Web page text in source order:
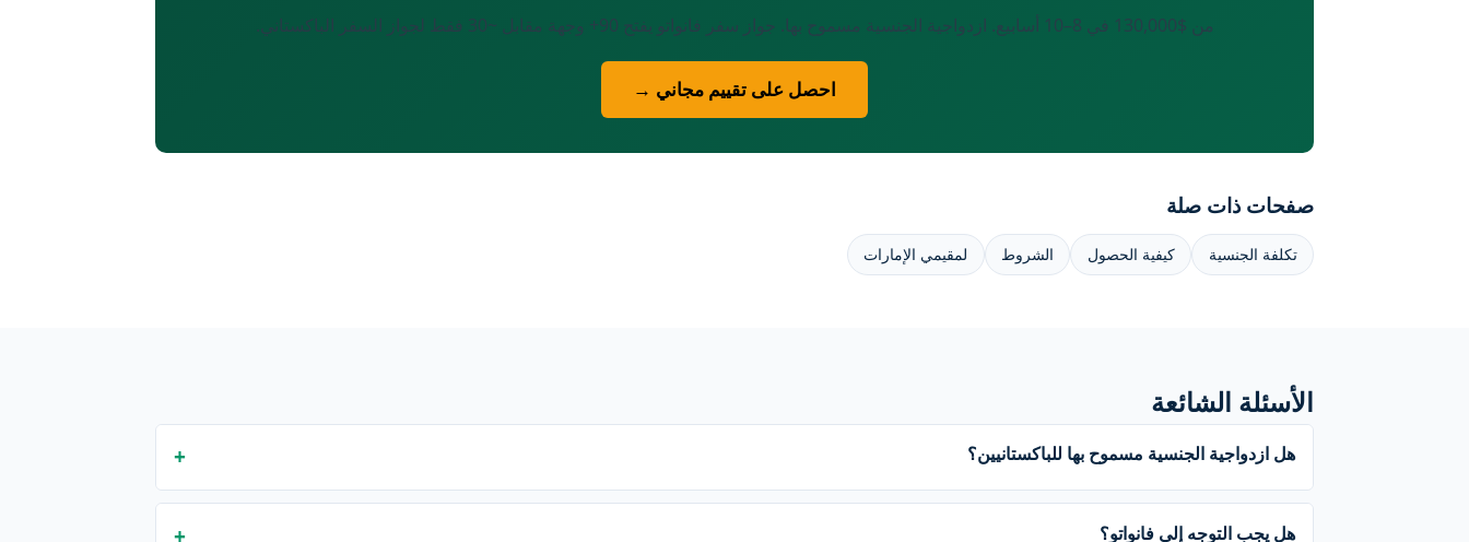
من $130,000 في 8–10 أسابيع. ازدواجية الجنسية مسموح بها. جواز سفر فانواتو يفتح 90+ وجهة مقابل ~30 فقط لجواز السفر الباكستاني.
احصل على تقييم مجاني →
صفحات ذات صلة
تكلفة الجنسية كيفية الحصول الشروط لمقيمي الإمارات
الأسئلة الشائعة
هل ازدواجية الجنسية مسموح بها للباكستانيين؟
هل يجب التوجه إلى فانواتو؟